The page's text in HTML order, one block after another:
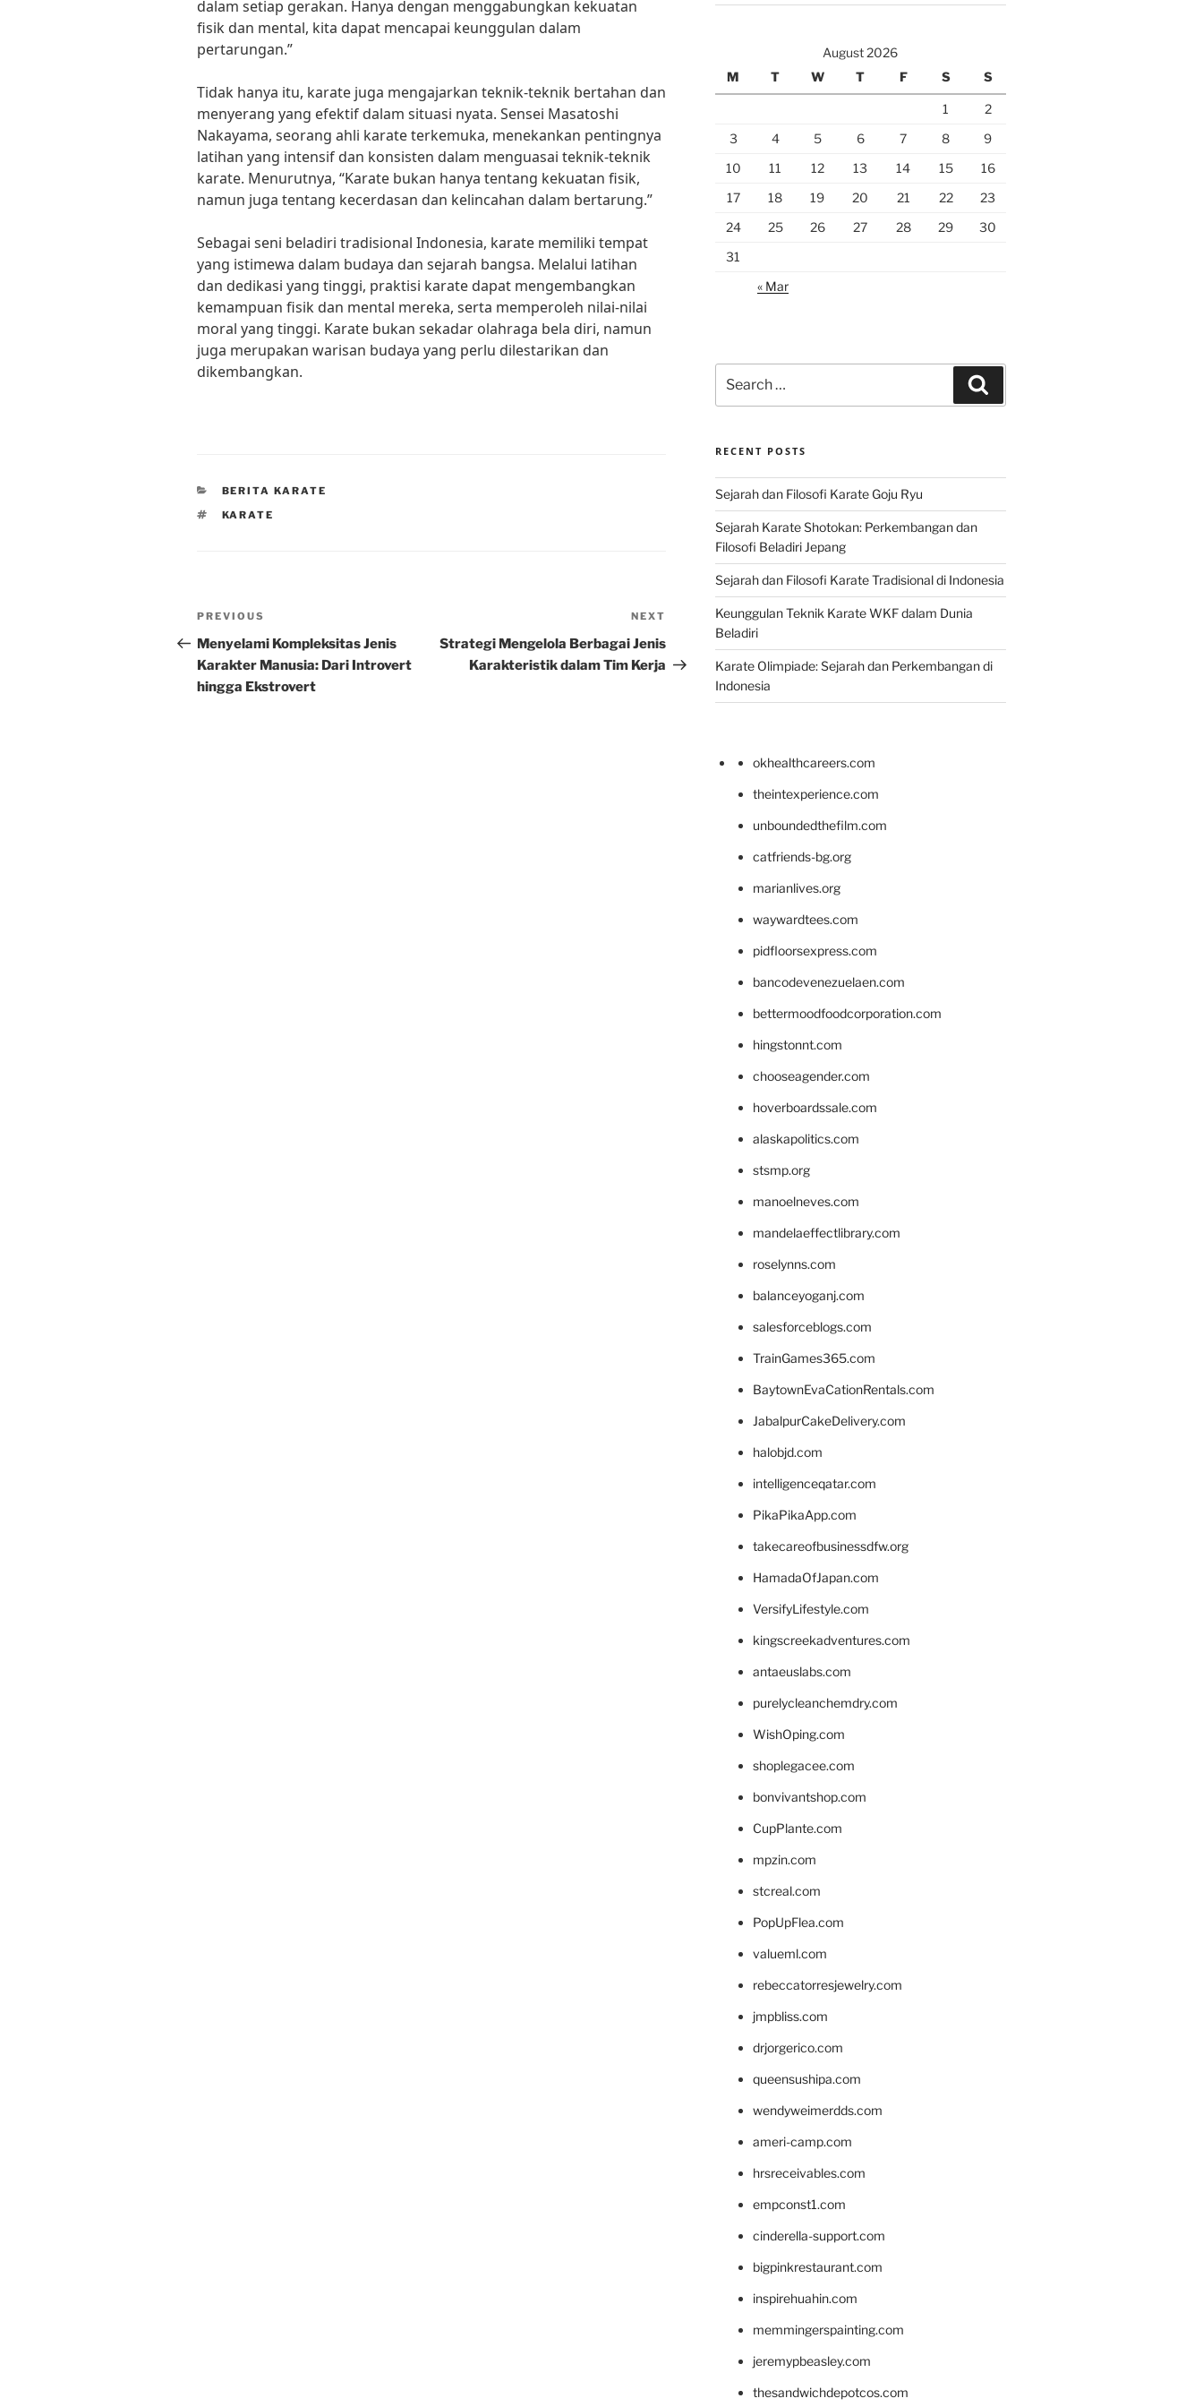
dalam setiap gerakan. Hanya dengan menggabungkan kekuatan
fisik dan mental, kita dapat mencapai keunggulan dalam
pertarungan.”
Tidak hanya itu, karate juga mengajarkan teknik-teknik bertahan dan
menyerang yang efektif dalam situasi nyata. Sensei Masatoshi
Nakayama, seorang ahli karate terkemuka, menekankan pentingnya
latihan yang intensif dan konsisten dalam menguasai teknik-teknik
karate. Menurutnya, “Karate bukan hanya tentang kekuatan fisik,
namun juga tentang kecerdasan dan kelincahan dalam bertarung.”
Sebagai seni beladiri tradisional Indonesia, karate memiliki tempat
yang istimewa dalam budaya dan sejarah bangsa. Melalui latihan
dan dedikasi yang tinggi, praktisi karate dapat mengembangkan
kemampuan fisik dan mental mereka, serta memperoleh nilai-nilai
moral yang tinggi. Karate bukan sekadar olahraga bela diri, namun
juga merupakan warisan budaya yang perlu dilestarikan dan
dikembangkan.
CATEGORIES
BERITA KARATE
TAGS
KARATE
Post
navigation
Previous
Post
PREVIOUS
Menyelami Kompleksitas Jenis
Karakter Manusia: Dari Introvert
hingga Ekstrovert
Post
NEXT
Strategi Mengelola Berbagai Jenis
Karakteristik dalam Tim Kerja
August 2026
M
T W T F S S
1
2
3
4 5 6 7 8
9
10
11 12 13 14 15
16
17
18 19 20 21 22
23
24
25 26 27 28 29
30
31
« Mar
for:
RECENT POSTS
Sejarah dan Filosofi Karate Goju Ryu
Sejarah Karate Shotokan: Perkembangan dan
Filosofi Beladiri Jepang
Sejarah dan Filosofi Karate Tradisional di Indonesia
Keunggulan Teknik Karate WKF dalam Dunia
Beladiri
Karate Olimpiade: Sejarah dan Perkembangan di
Indonesia
okhealthcareers.com
theintexperience.com
unboundedthefilm.com
catfriends-bg.org
marianlives.org
waywardtees.com
pidfloorsexpress.com
bancodevenezuelaen.com
bettermoodfoodcorporation.com
hingstonnt.com
chooseagender.com
hoverboardssale.com
alaskapolitics.com
stsmp.org
manoelneves.com
mandelaeffectlibrary.com
roselynns.com
balanceyoganj.com
salesforceblogs.com
TrainGames365.com
BaytownEvaCationRentals.com
JabalpurCakeDelivery.com
halobjd.com
intelligenceqatar.com
PikaPikaApp.com
takecareofbusinessdfw.org
HamadaOfJapan.com
VersifyLifestyle.com
kingscreekadventures.com
antaeuslabs.com
purelycleanchemdry.com
WishOping.com
shoplegacee.com
bonvivantshop.com
CupPlante.com
mpzin.com
stcreal.com
PopUpFlea.com
valueml.com
rebeccatorresjewelry.com
jmpbliss.com
drjorgerico.com
queensushipa.com
wendyweimerdds.com
ameri-camp.com
hrsreceivables.com
empconst1.com
cinderella-support.com
bigpinkrestaurant.com
inspirehuahin.com
memmingerspainting.com
jeremypbeasley.com
thesandwichdepotcos.com